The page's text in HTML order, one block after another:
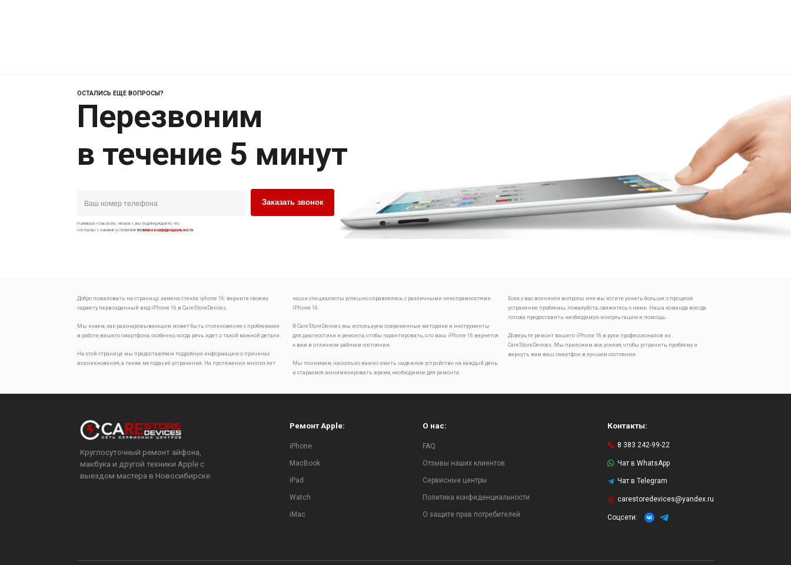
ОСТАЛИСЬ ЕЩЕ ВОПРОСЫ?
Перезвоним
в течение 5 минут
Заказать звонок
Нажимая «Заказать звонок», вы подтверждаете, что
согласны с нашими условиямиполитики конфиденциальности.
Добро пожаловать на страницу:замена стекла iphone 16: верните своему
гаджету первозданный вид iPhone 16 в CareStoreDevices.
Мы знаем, как разочаровывающим может быть столкновение с проблемами
в работе вашего смартфона, особенно, когда речь идет о такой важной детали.
На этой странице мы предоставляем подробную информацию о причинах
возникновения, а также методах её устранения. На протяжении многих лет
наши специалисты успешно справлялись с различными неисправностями
iPhone 16.
В CareStoreDevices мы используем современные методики и инструменты
для диагностики и ремонта, чтобы гарантировать, что ваш iPhone 16 вернется
к вам в отличном рабочем состоянии.
Мы понимаем, насколько важно иметь надежное устройство на каждый день
и стараемся минимизировать время, необходимое для ремонта.
Если у вас возникли вопросы или вы хотите узнать больше о процессе
устранение проблемы, пожалуйста, свяжитесь с нами. Наша команда всегда
готова предоставить необходимую консультацию и помощь.
Доверьте ремонт вашего iPhone 16 в руки профессионалов из
CareStoreDevices. Мы приложим все усилия, чтобы устранить проблему и
вернуть вам ваш смартфон в лучшем состоянии.
Круглосуточный ремонт айфона,
макбука и другой техники Apple с
выездом мастера в Новосибирске.
Ремонт Apple:
iPhone
MacBook
iPad
Watch
iMac
О нас:
FAQ
Отзывы наших клиентов
Сервисные центры
Политика конфиденциальности
О защите прав потребителей
Контакты:
8 383 242-99-22
Чат в WhatsApp
Чат в Telegram
carestoredevices@yandex.ru
Соцсети: